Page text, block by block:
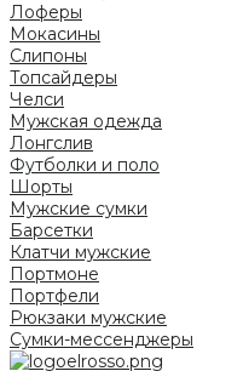
Лоферы
Мокасины
Слипоны
Топсайдеры
Челси
Мужская одежда
Лонгслив
Футболки и поло
Шорты
Мужские сумки
Барсетки
Клатчи мужские
Портмоне
Портфели
Рюкзаки мужские
Сумки-мессенджеры